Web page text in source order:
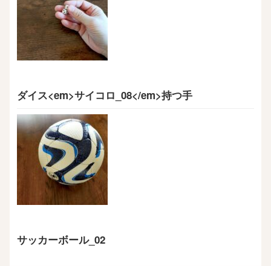
ダイス<em>サイコロ_08</em>持つ手
サッカーボール_02